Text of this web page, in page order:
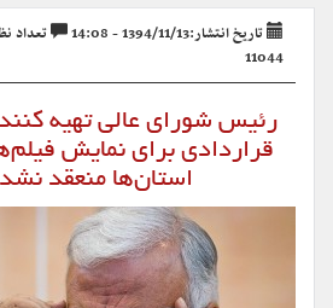
تاریخ انتشار:1394/11/13 - 14:08 تعداد
11044
رئیس شورای عالی تهیه
قراردادی برای نمایش
استان‌ها منعقد